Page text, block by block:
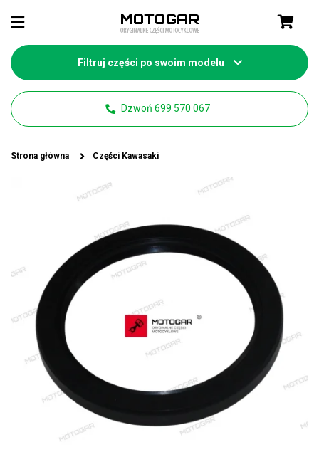
Filtruj części po swoim modelu
Dzwoń 699 570 067
Strona główna Części Kawasaki